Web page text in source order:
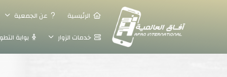
الرئيسية
عن الجمعية
خدمات الزوار
بوابة